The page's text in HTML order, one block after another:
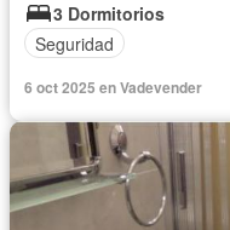
3 Dormitorios
Seguridad
6 oct 2025 en Vadevender